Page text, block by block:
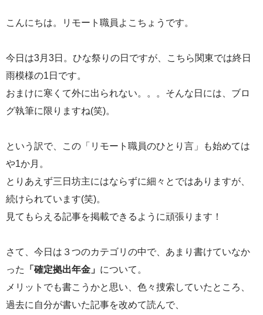
こんにちは。リモート職員よこちょうです。
今日は3月3日。ひな祭りの日ですが、こちら関東では終日
雨模様の1日です。
おまけに寒くて外に出られない。。。そんな日には、ブロ
グ執筆に限りますね(笑)。
という訳で、この「リモート職員のひとり言」も始めては
や1か月。
とりあえず三日坊主にはならずに細々とではありますが、
続けられています(笑)。
見てもらえる記事を掲載できるように頑張ります！
さて、今日は３つのカテゴリの中で、あまり書けていなか
った 「確定拠出年金」 について。
メリットでも書こうかと思い、色々捜索していたところ、
過去に自分が書いた記事を改めて読んで、